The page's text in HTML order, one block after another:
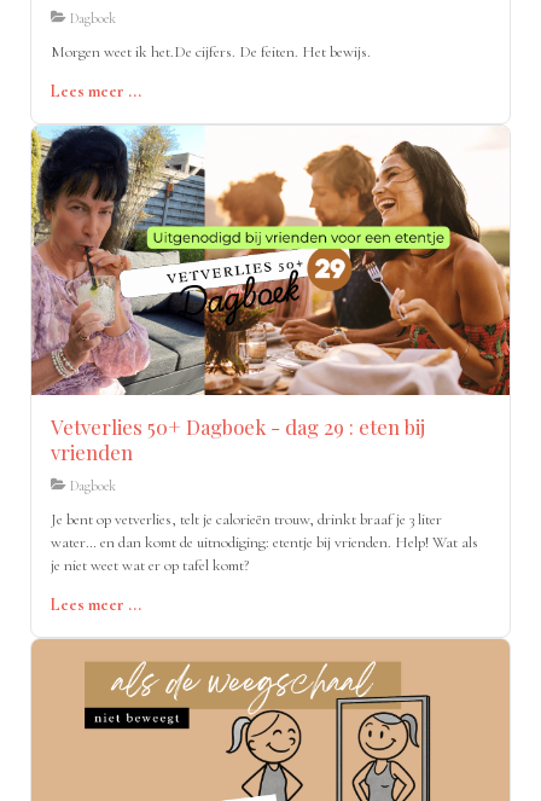
Dagboek
Morgen weet ik het.De cijfers. De feiten. Het bewijs.
Lees meer ...
Vetverlies 50+ Dagboek - dag 29 : eten bij
vrienden
Dagboek
Je bent op vetverlies, telt je calorieën trouw, drinkt braaf je 3 liter
water… en dan komt de uitnodiging: etentje bij vrienden. Help! Wat als
je niet weet wat er op tafel komt?
Lees meer ...